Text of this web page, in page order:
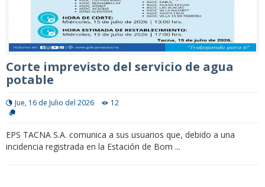
Corte imprevisto del servicio de agua
potable
Jue, 16 de Julio del 2026 12
EPS TACNA S.A. comunica a sus usuarios que, debido a una
incidencia registrada en la Estación de Bom ...